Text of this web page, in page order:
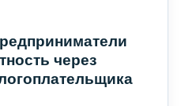
через